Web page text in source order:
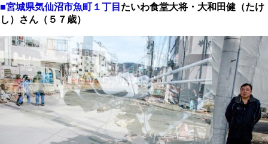
■宮城県気仙沼市魚町１丁目 たいわ食堂大将・大和田健（たけ
し）さん（５７歳）